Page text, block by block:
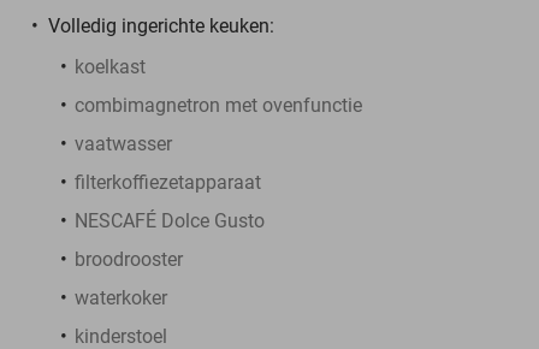
Volledig ingerichte keuken:
koelkast
combimagnetron met ovenfunctie
vaatwasser
filterkoffiezetapparaat
NESCAFÉ Dolce Gusto
broodrooster
waterkoker
kinderstoel